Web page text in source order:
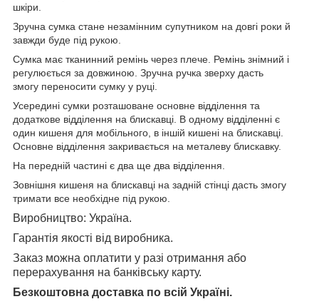
шкіри.
Зручна сумка стане незамінним супутником на довгі роки й
завжди буде під рукою.
Сумка має тканинний ремінь через плече. Ремінь знімний і
регулюється за довжиною. Зручна ручка зверху дасть
змогу переносити сумку у руці.
Усередині сумки розташоване основне відділення та
додаткове відділення на блискавці. В одному відділенні є
один кишеня для мобільного, в іншій кишені на блискавці.
Основне відділення закривається на металеву блискавку.
На передній частині є два ще два відділення.
Зовнішня кишеня на блискавці на задній стінці дасть змогу
тримати все необхідне під рукою.
Виробництво: Україна.
Гарантія якості від виробника.
Заказ можна оплатити у разі отримання або
перерахування на банківську карту.
Безкоштовна доставка по всій Україні.